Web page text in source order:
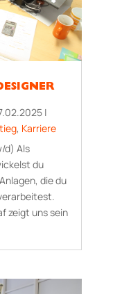
|
, Karriere
d) Als
du
die du
zeigt uns sein